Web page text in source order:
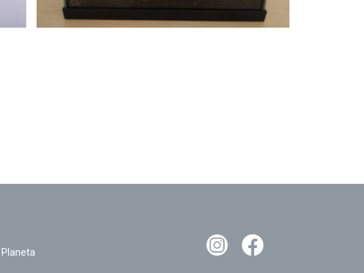
a Paz, as Pessoas e o Planeta